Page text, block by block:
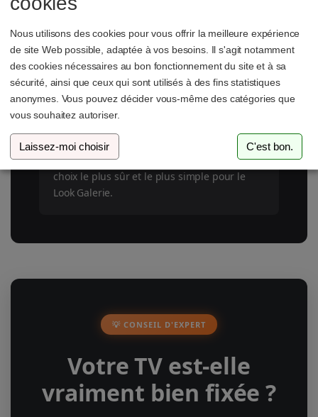
cœur. Pour moins de 100 €, vous obtenez un
mobile, qui est plus plat (2 cm) que la
plupart des modèles rigides. Imbattable !
Pour les Minimalistes (Ultra-Plat)
leVogel's COMFORT
ClickLoc et son prix équitable (~58 €) reste le
choix le plus sûr et le plus simple pour le
Look Galerie.
💡 CONSEIL D'EXPERT
Votre TV est-elle
vraiment bien fixée ?
Nous utilisons des cookies pour vous offrir la meilleure expérience
de site Web possible, adaptée à vos besoins. Il s'agit notamment
des cookies nécessaires au bon fonctionnement du site et à sa
sécurité, ainsi que ceux qui sont utilisés à des fins statistiques
anonymes. Vous pouvez décider vous-même des catégories que
vous souhaitez autoriser.
Laissez-moi choisir C'est bon.